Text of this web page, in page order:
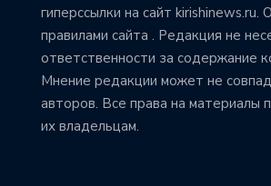
гиперссылки на сайт kirishinews.ru.
правилами сайта . Редакция не
ответственности за содержание
Мнение редакции может не
авторов. Все права на материалы
их владельцам.